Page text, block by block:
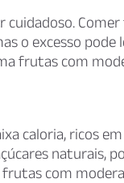
o excesso pode
frutas com
caloria, ricos
naturais,
com